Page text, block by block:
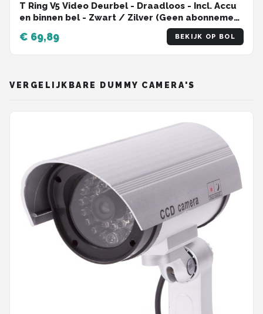
T Ring V5 Video Deurbel - Draadloos - Incl. Accu
en binnen bel - Zwart / Zilver (Geen abonnement
€ 69,89 BEKIJK OP BOL
VERGELIJKBARE DUMMY CAMERA'S